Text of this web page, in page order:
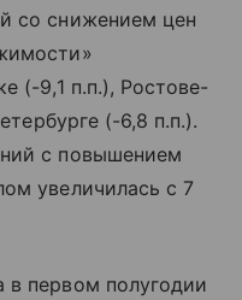
со снижением цен
(-9,1 п.п.), Ростове-
(-6,8 п.п.).
с повышением
увеличилась с 7
первом полугодии